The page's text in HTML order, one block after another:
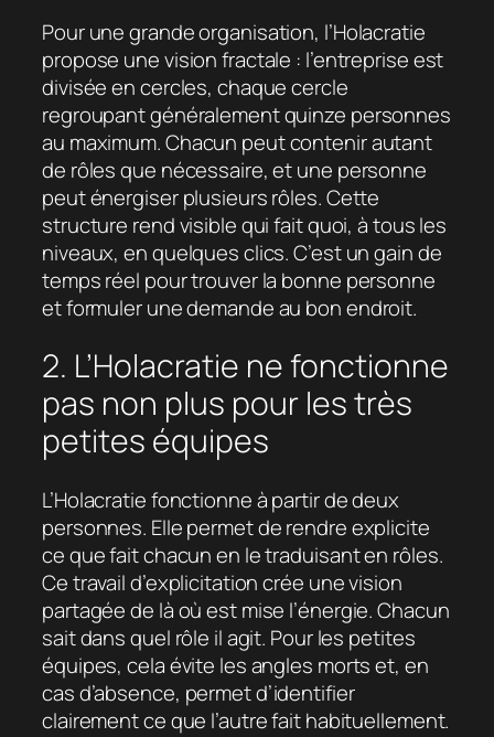
Pour une grande organisation, l’Holacratie
propose une vision fractale : l’entreprise est
divisée en cercles, chaque cercle
regroupant généralement quinze personnes
au maximum. Chacun peut contenir autant
de rôles que nécessaire, et une personne
peut énergiser plusieurs rôles. Cette
structure rend visible qui fait quoi, à tous les
niveaux, en quelques clics. C’est un gain de
temps réel pour trouver la bonne personne
et formuler une demande au bon endroit.
2. L’Holacratie ne fonctionne
pas non plus pour les très
petites équipes
L’Holacratie fonctionne à partir de deux
personnes. Elle permet de rendre explicite
ce que fait chacun en le traduisant en rôles.
Ce travail d’explicitation crée une vision
partagée de là où est mise l’énergie. Chacun
sait dans quel rôle il agit. Pour les petites
équipes, cela évite les angles morts et, en
cas d’absence, permet d’identifier
clairement ce que l’autre fait habituellement.